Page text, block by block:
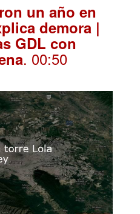
un año en
demora |
GDL con
. 00:50